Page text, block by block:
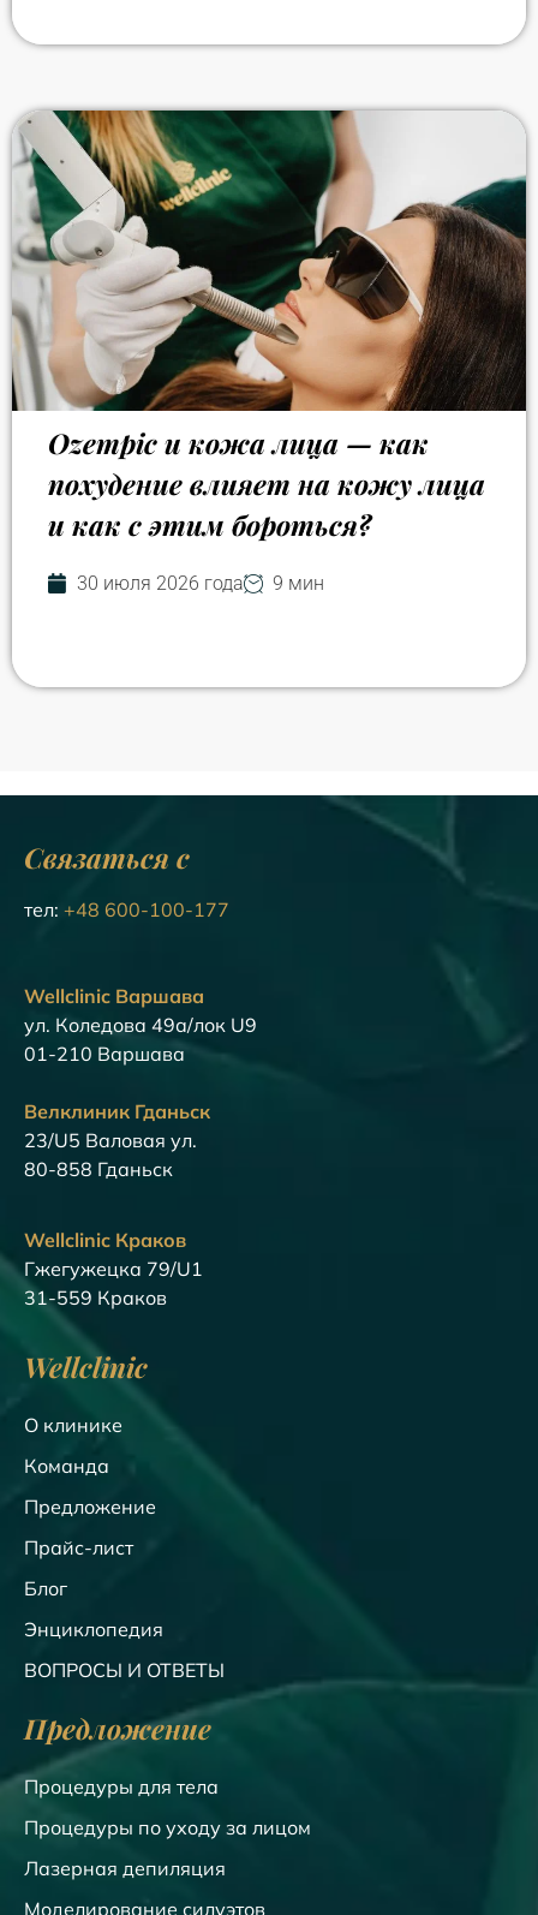
Ozempic и кожа лица — как
похудение влияет на кожу лица
и как с этим бороться?
30 июля 2026 года 9 мин
Связаться с
тел: +48 600-100-177
Wellclinic Варшава
ул. Коледова 49а/лок U9
01-210 Варшава
Велклиник Гданьск
23/U5 Валовая ул.
80-858 Гданьск
Wellclinic Краков
Гжегужецка 79/U1
31-559 Краков
Wellclinic
О клинике
Команда
Предложение
Прайс-лист
Блог
Энциклопедия
ВОПРОСЫ И ОТВЕТЫ
Предложение
Процедуры для тела
Процедуры по уходу за лицом
Лазерная депиляция
Моделирование силуэтов